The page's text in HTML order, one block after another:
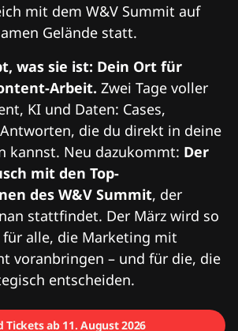
mit dem W&V Summit auf
Gelände statt.
was sie ist: Dein Ort für
Arbeit. Zwei Tage voller
KI und Daten: Cases,
die du direkt in deine
kannst. Neu dazukommt: Der
mit den Top-
des W&V Summit, der
stattfindet. Der März wird so
alle, die Marketing mit
voranbringen – und für die, die
entscheiden.
Tickets ab 11. August 2026